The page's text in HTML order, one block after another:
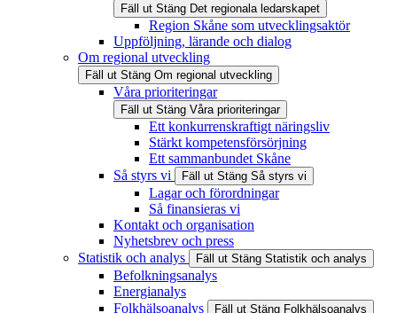
Fäll ut Stäng Det regionala ledarskapet
Region Skåne som utvecklingsaktör
Uppföljning, lärande och dialog
Om regional utveckling
Fäll ut Stäng Om regional utveckling
Våra prioriteringar
Fäll ut Stäng Våra prioriteringar
Ett konkurrenskraftigt näringsliv
Stärkt kompetensförsörjning
Ett sammanbundet Skåne
Så styrs vi
Fäll ut Stäng Så styrs vi
Lagar och förordningar
Så finansieras vi
Kontakt och organisation
Nyhetsbrev och press
Statistik och analys
Fäll ut Stäng Statistik och analys
Befolkningsanalys
Energianalys
Folkhälsoanalys
Fäll ut Stäng Folkhälsoanalys